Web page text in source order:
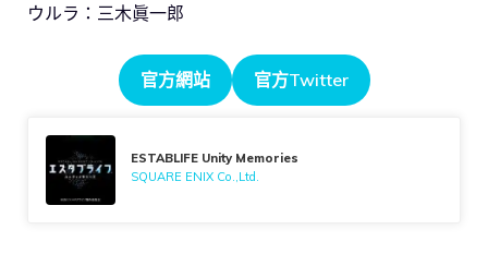
ウルラ：三木眞一郎
官方網站 官方Twitter
ESTABLIFE Unity Memories
SQUARE ENIX Co.,Ltd.